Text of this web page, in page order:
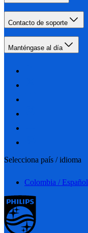
Contacto de soporte
Manténgase al día
Selecciona país / idioma
Colombia / Español